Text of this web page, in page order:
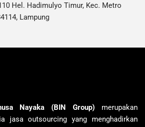
Hel. Hadimulyo Timur, Kec. Metro
Lampung
Nayaka (BIN Group) merupakan
jasa outsourcing yang menghadirkan